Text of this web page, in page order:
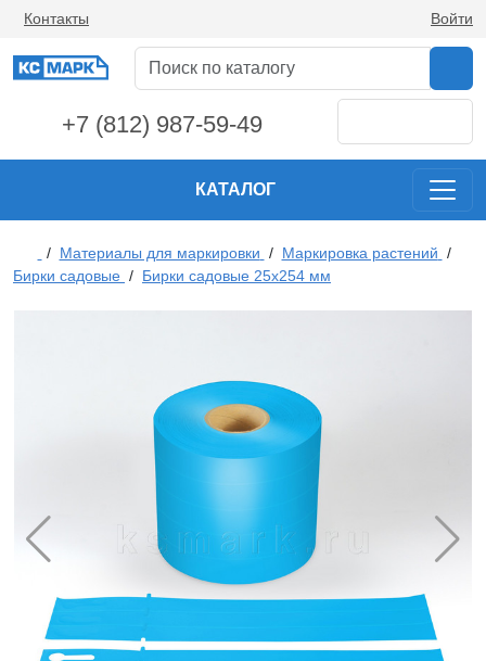
Контакты Войти
+7 (812) 987-59-49
КАТАЛОГ
/ Материалы для маркировки / Маркировка растений /
Бирки садовые / Бирки садовые 25х254 мм